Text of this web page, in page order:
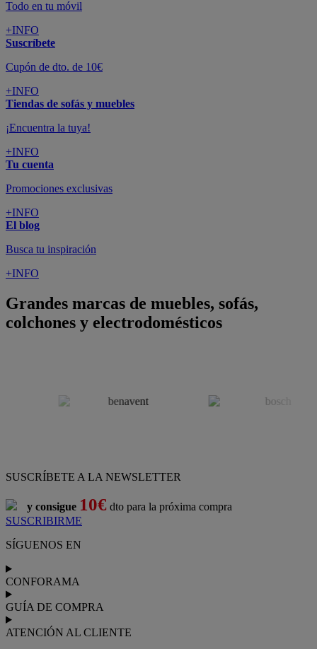
Todo en tu móvil
+INFO
Suscríbete
Cupón de dto. de 10€
+INFO
Tiendas de sofás y muebles
¡Encuentra la tuya!
+INFO
Tu cuenta
Promociones exclusivas
+INFO
El blog
Busca tu inspiración
+INFO
Grandes marcas de muebles, sofás,
colchones y electrodomésticos
SUSCRÍBETE A LA NEWSLETTER
y consigue 10€ dto para la próxima compra
SUSCRIBIRME
SÍGUENOS EN
CONFORAMA
GUÍA DE COMPRA
ATENCIÓN AL CLIENTE